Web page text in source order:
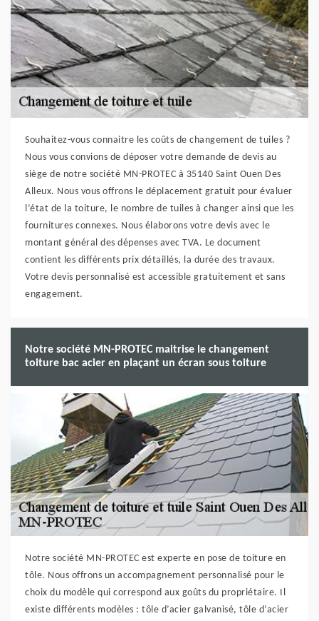
Souhaitez-vous connaitre les coûts de changement de tuiles ?
Nous vous convions de déposer votre demande de devis au
siège de notre société MN-PROTEC à 35140 Saint Ouen Des
Alleux. Nous vous offrons le déplacement gratuit pour évaluer
l’état de la toiture, le nombre de tuiles à changer ainsi que les
fournitures connexes. Nous élaborons votre devis avec le
montant général des dépenses avec TVA. Le document
contient les différents prix détaillés, la durée des travaux.
Votre devis personnalisé est accessible gratuitement et sans
engagement.
Notre société MN-PROTEC maitrise le changement
toiture bac acier en plaçant un écran sous toiture
Notre société MN-PROTEC est experte en pose de toiture en
tôle. Nous offrons un accompagnement personnalisé pour le
choix du modèle qui correspond aux goûts du propriétaire. Il
existe différents modèles : tôle d’acier galvanisé, tôle d’acier